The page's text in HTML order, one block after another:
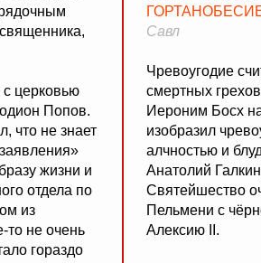
церковью
Попов.
что не знает
жизни и
отдела по
из
то не очень
гораздо
Савл
Чревоугодие
смертных
Иероним Босх
изобразил
алчностью и
Анатолий
Святейшество
Пельмени с
Алексию II.